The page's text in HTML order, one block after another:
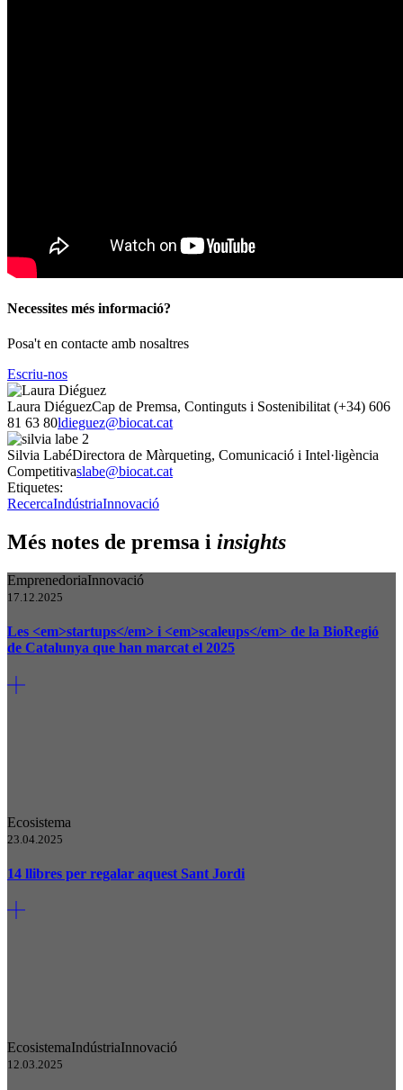
Necessites més informació?
Posa't en contacte amb nosaltres
Escriu-nos
Laura DiéguezCap de Premsa, Continguts i Sostenibilitat(+34) 606
81 63 80ldieguez@biocat.cat
Silvia LabéDirectora de Màrqueting, Comunicació i Intel·ligència
Competitivaslabe@biocat.cat
Etiquetes:
RecercaIndústriaInnovació
Més notes de premsa i insights
EmprenedoriaInnovació
17.12.2025
Les <em>startups</em> i <em>scaleups</em> de la BioRegió
de Catalunya que han marcat el 2025
Ecosistema
23.04.2025
14 llibres per regalar aquest Sant Jordi
EcosistemaIndústriaInnovació
12.03.2025